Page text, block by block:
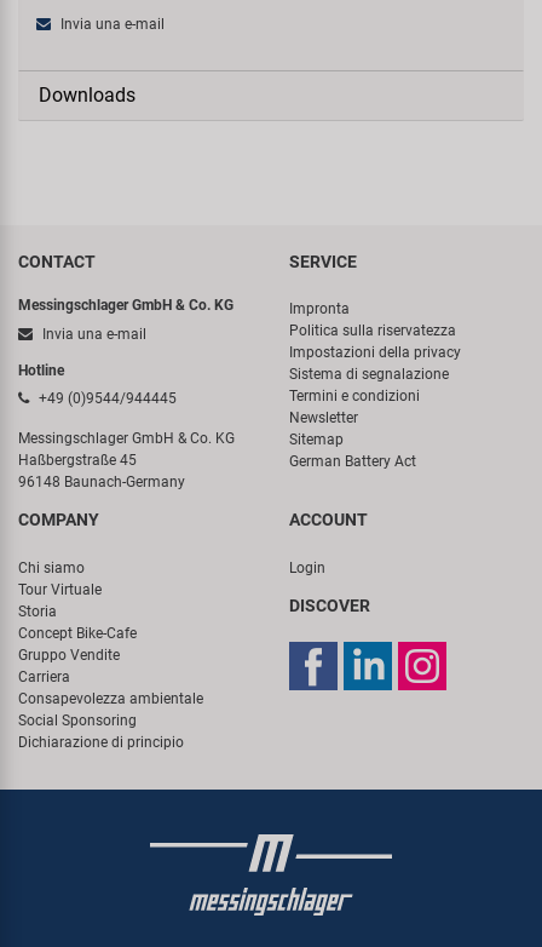
Invia una e-mail
Downloads
CONTACT
Messingschlager GmbH & Co. KG
Invia una e-mail
Hotline
+49 (0)9544/944445
Messingschlager GmbH & Co. KG
Haßbergstraße 45
96148 Baunach-Germany
SERVICE
Impronta
Politica sulla riservatezza
Impostazioni della privacy
Sistema di segnalazione
Termini e condizioni
Newsletter
Sitemap
German Battery Act
COMPANY
Chi siamo
Tour Virtuale
Storia
Concept Bike-Cafe
Gruppo Vendite
Carriera
Consapevolezza ambientale
Social Sponsoring
Dichiarazione di principio
ACCOUNT
Login
DISCOVER